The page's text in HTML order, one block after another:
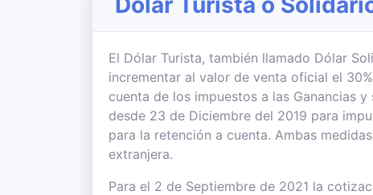
El Dólar Turista, también llamado Dólar
incrementar al valor de venta oficial el
cuenta de los impuestos a las Ganancias
desde 23 de Diciembre del 2019 para
para la retención a cuenta. Ambas
extranjera.
Para el 2 de Septiembre de 2021 la